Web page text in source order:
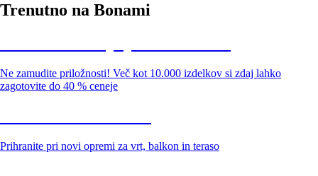
Trenutno na Bonami
Ne zamudite priložnosti! Več kot 10.000 izdelkov si zdaj lahko
zagotovite do 40 % ceneje
Prihranite pri novi opremi za vrt, balkon in teraso